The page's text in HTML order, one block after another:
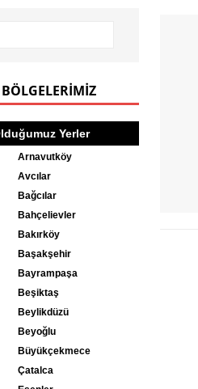
Yerler
Arnavutköy
Avcılar
Bağcılar
Bahçelievler
Bakırköy
Başakşehir
Bayrampaşa
Beşiktaş
Beylikdüzü
Beyoğlu
Büyükçekmece
Çatalca